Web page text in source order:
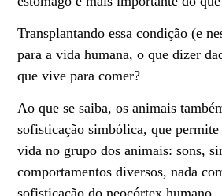
Transplantando essa condição (e
para a vida humana, o que dizer
que vive para comer?
Ao que se saiba, os animais
sofisticação simbólica, que
vida no grupo dos animais: sons,
comportamentos diversos, nada